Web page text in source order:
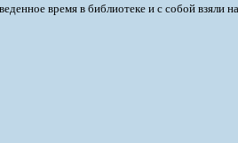
время в библиотеке и с собой взяли